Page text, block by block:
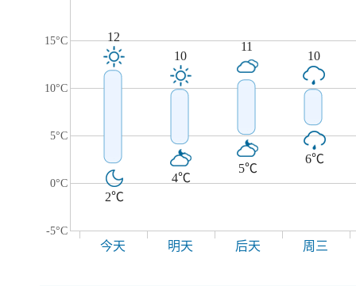
15°C
10°C
5°C
0°C
-5°C
12
2℃
10
4℃
11
5℃
10
6℃
今天 明天 后天 周三